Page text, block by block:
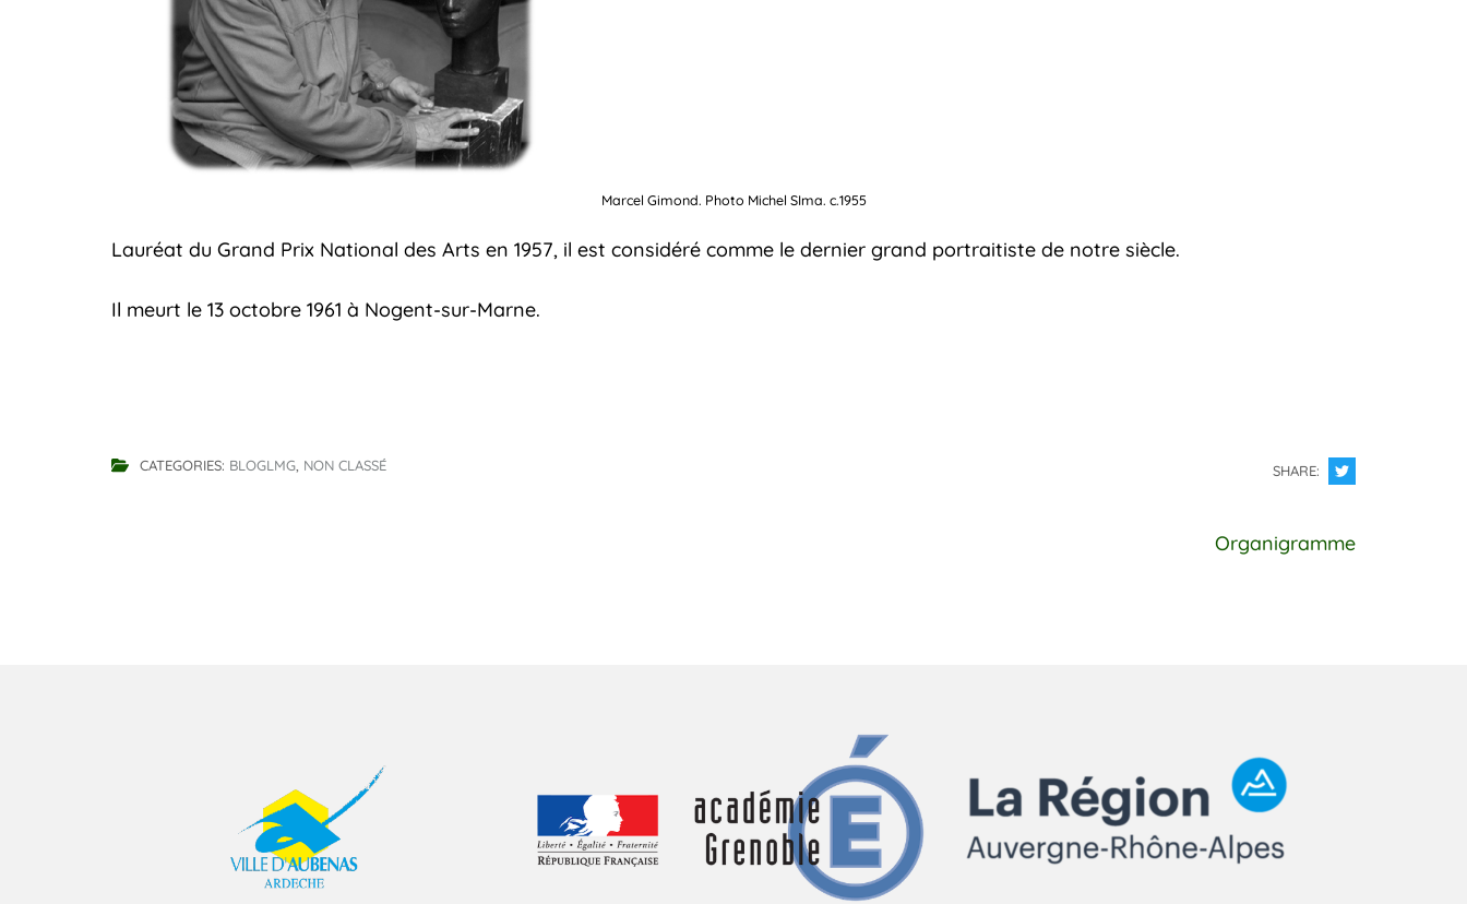
Marcel Gimond. Photo Michel SIma. c.1955
Lauréat du Grand Prix National des Arts en 1957, il est considéré comme le dernier grand portraitiste de notre siècle.
Il meurt le 13 octobre 1961 à Nogent-sur-Marne.
CATEGORIES: BLOGLMG, NON CLASSÉ SHARE:
Organigramme